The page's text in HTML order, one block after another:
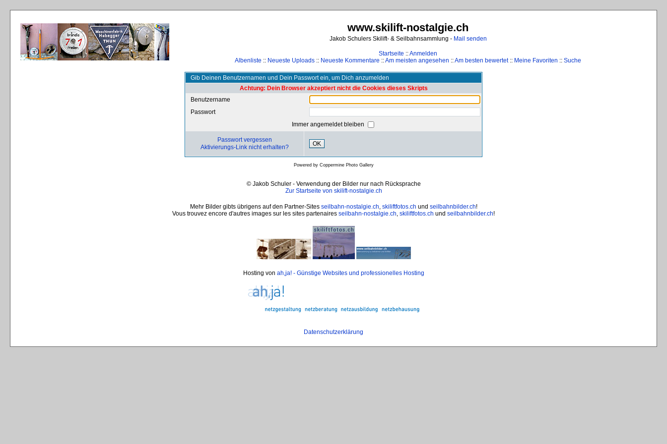
www.skilift-nostalgie.ch
Jakob Schulers Skilift- & Seilbahnsammlung - Mail senden
Startseite ::Anmelden
Albenliste :: Neueste Uploads :: Neueste Kommentare ::Am meisten angesehen ::Am besten bewertet:: Meine Favoriten :: Suche
Gib Deinen Benutzernamen und Dein Passwort ein, um Dich anzumelden
Achtung: Dein Browser akzeptiert nicht die Cookies dieses Skripts
Benutzername
Passwort
Immer angemeldet bleiben
Passwort vergessen
Aktivierungs-Link nicht erhalten?
OK
Powered by Coppermine Photo Gallery
© Jakob Schuler - Verwendung der Bilder nur nach Rücksprache
Zur Startseite von skilift-nostalgie.ch
Mehr Bilder gibts übrigens auf den Partner-Sites seilbahn-nostalgie.ch, skiliftfotos.ch und seilbahnbilder.ch!
Vous trouvez encore d'autres images sur les sites partenaires seilbahn-nostalgie.ch, skiliftfotos.ch und seilbahnbilder.ch!
Hosting von ah,ja! - Günstige Websites und professionelles Hosting
Datenschutzerklärung